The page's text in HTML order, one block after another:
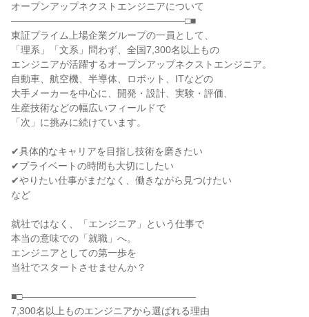
オープンアップネクストエンジニアについて
――――――――――――――――――□■
東証プライム上場企業グループの一員として、
「理系」「文系」問わず、全国7,300名以上もの
エンジニアが活躍するオープンアップネクストエンジニア。
自動車、航空機、半導体、ロボット、ITなどの
大手メーカーを中心に、開発・設計、実験・評価、
生産技術などの幅広いフィールドで
「次」に挑みに続けています。
✔具体的なキャリアを目指し技術を磨きたい
✔プライベートの時間も大切にしたい
✔やりたい仕事がまだなく、働きながら見つけたい
など
就社ではなく、「エンジニア」という仕事で
本当の意味での「就職」へ。
エンジニアとしての第一歩を
当社でスタートさせませんか？
■□――――――――――――――――――
7,300名以上ものエンジニアから選ばれる理由